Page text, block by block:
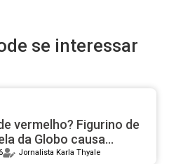
se interessar
vermelho? Figurino de
da Globo causa
cor usada em
Jornalista Karla Thyale